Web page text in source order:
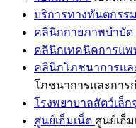
บริการทางทันตกรรม
คลินิกกายภาพบำบัด
คลินิกเทคนิคการแพ
คลินิกโภชนาการแ
โภชนาการและการ
โรงพยาบาลสัตว์เล็ก
ศูนย์เอ็มเน็ต ศูนย์เอ็ม